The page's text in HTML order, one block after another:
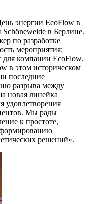
энергии EcoFlow в
в Берлине.
по разработке
мероприятия:
компании EcoFlow.
в этом историческом
последние
разрыва между
новая линейка
удовлетворения
Мы рады
к простоте,
формированию
решений».